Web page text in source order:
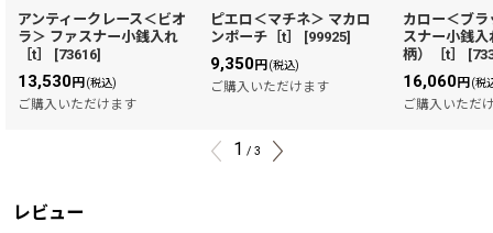
アンティークレース＜ビオ
ラ＞ ファスナー小銭入れ
［t］
[73616]
13,530円 (税込)
ご購入いただけます
ピエロ＜マチネ＞ マカロ
ンポーチ［t］
[99925]
9,350円 (税込)
ご購入いただけます
カロー＜ブ
スナー小銭入
柄）［t］
[
16,060円 (税
ご購入いただ
1 / 3
レビュー